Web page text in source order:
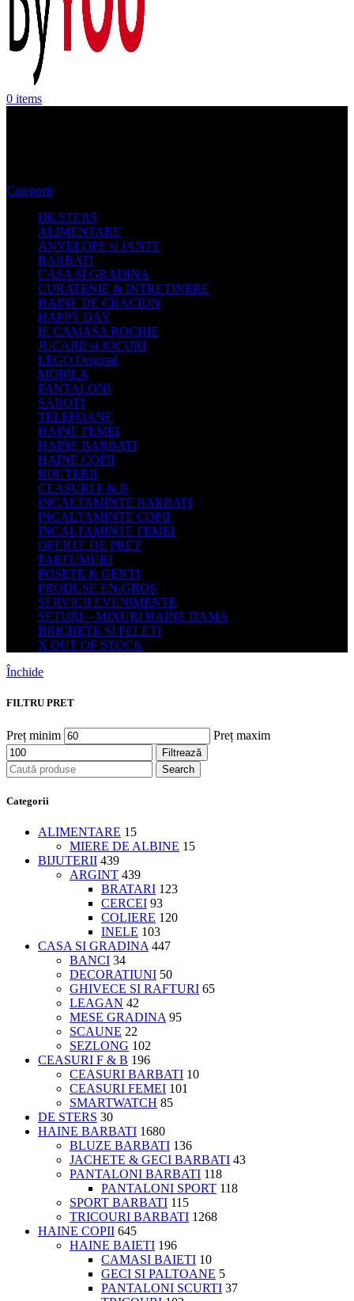
0 items
Categorii
DE STERS
ALIMENTARE
ANVELOPE si JANTE
BARBATI
CASA SI GRADINA
CURATENIE & INTRETINERE
HAINE DE CRACIUN
HAPPY DAY
IE CAMASA ROCHIE
JUCARII si JOCURI
LEGO Original
MOBILA
PANTALONI
SABOTI
TELEFOANE
HAINE FEMEI
HAINE BARBATI
HAINE COPII
BIJUTERII
CEASURI F & B
INCALTAMINTE BARBATI
INCALTAMINTE COPII
INCALTAMINTE FEMEI
OFERTE DE PRET
PARFUMURI
POSETE & GENTI
PRODUSE EN-GROS
SERVICII EVENIMENTE
SETURI – MIXURI HAINE DAMA
BRICHETE SI PELETI
X OUT OF STOCK
Închide
FILTRU PRET
Preț minim Preț maxim
Filtrează
Search
Categorii
ALIMENTARE 15
MIERE DE ALBINE 15
BIJUTERII 439
ARGINT 439
BRATARI 123
CERCEI 93
COLIERE 120
INELE 103
CASA SI GRADINA 447
BANCI 34
DECORATIUNI 50
GHIVECE SI RAFTURI 65
LEAGAN 42
MESE GRADINA 95
SCAUNE 22
SEZLONG 102
CEASURI F & B 196
CEASURI BARBATI 10
CEASURI FEMEI 101
SMARTWATCH 85
DE STERS 30
HAINE BARBATI 1680
BLUZE BARBATI 136
JACHETE & GECI BARBATI 43
PANTALONI BARBATI 118
PANTALONI SPORT 118
SPORT BARBATI 115
TRICOURI BARBATI 1268
HAINE COPII 645
HAINE BAIETI 196
CAMASI BAIETI 10
GECI SI PALTOANE 5
PANTALONI SCURTI 37